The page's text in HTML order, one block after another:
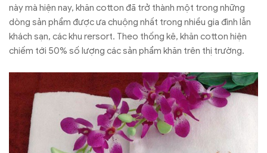
này mà hiện nay, khăn cotton đã trở thành một trong những
dòng sản phẩm được ưa chuộng nhất trong nhiều gia đình lẫn
khách sạn, các khu rersort. Theo thống kê, khăn cotton hiện
chiếm tới 50% số lượng các sản phẩm khăn trên thị trường.